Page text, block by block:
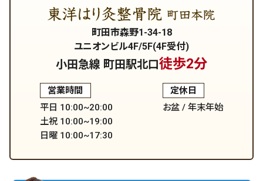
町田市森野1-34-18
ユニオンビル4F/5F(4F受付)
小田急線 町田駅北口徒歩2分
営業時間
平日 10:00~20:00
土祝 10:00~19:00
日曜 10:00~17:30
定休日
お盆 / 年末年始